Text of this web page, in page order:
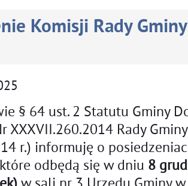
Komisji Rady
§ 64 ust. 2 Statutu Gminy
XXXVII.260.2014 Rady
r.) informuję o
odbędą się w dniu 8
w sali nr 3 Urzędu Gminy